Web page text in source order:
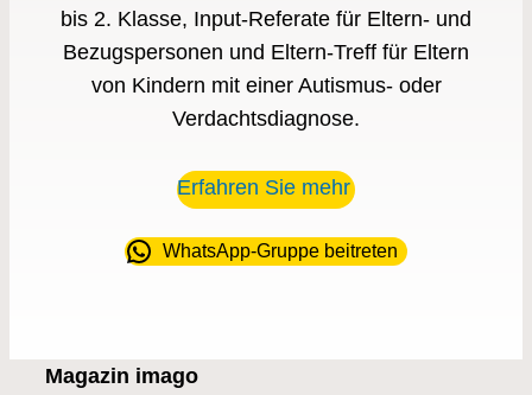
bis 2. Klasse, Input-Referate für Eltern- und
Bezugspersonen und Eltern-Treff für Eltern
von Kindern mit einer Autismus- oder
Verdachtsdiagnose.
Erfahren Sie mehr
WhatsApp-Gruppe beitreten
Magazin imago